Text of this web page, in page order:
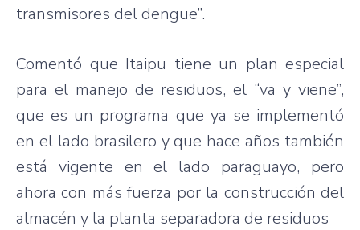
transmisores del dengue”.
Comentó que Itaipu tiene un plan especial
para el manejo de residuos, el “va y viene”,
que es un programa que ya se implementó
en el lado brasilero y que hace años también
está vigente en el lado paraguayo, pero
ahora con más fuerza por la construcción del
almacén y la planta separadora de residuos